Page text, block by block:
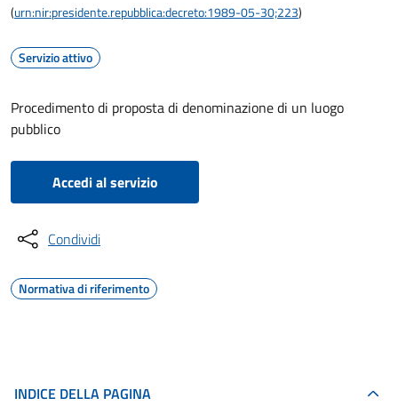
(urn:nir:presidente.repubblica:decreto:1989-05-30;223)
Servizio attivo
Procedimento di proposta di denominazione di un luogo
pubblico
Accedi al servizio
Condividi
Normativa di riferimento
INDICE DELLA PAGINA